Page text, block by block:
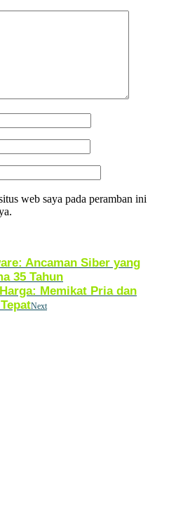
web saya pada peramban ini
Ancaman Siber yang
35 Tahun
Memikat Pria dan
Next